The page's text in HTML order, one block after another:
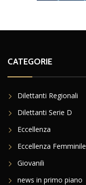
CATEGORIE
Dilettanti Regionali
Dilettanti Serie D
Eccellenza
Eccellenza Femminile
Giovanili
news in primo piano